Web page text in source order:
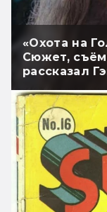
«Охота на
Сюжет,
рассказал